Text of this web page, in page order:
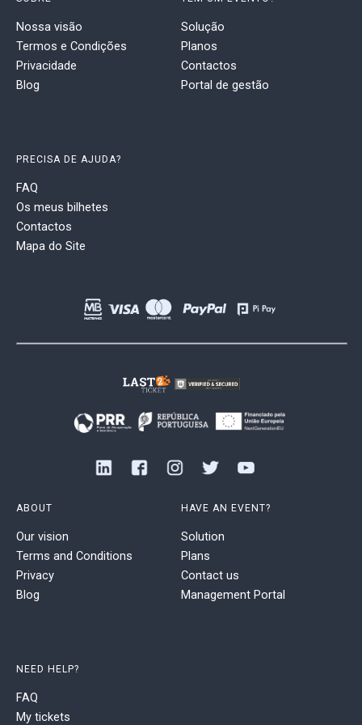
Nossa visão
Termos e Condições
Privacidade
Blog
Solução
Planos
Contactos
Portal de gestão
PRECISA DE AJUDA?
FAQ
Os meus bilhetes
Contactos
Mapa do Site
ABOUT
Our vision
Terms and Conditions
Privacy
Blog
HAVE AN EVENT?
Solution
Plans
Contact us
Management Portal
NEED HELP?
FAQ
My tickets